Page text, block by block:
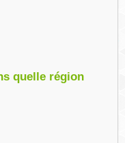
quelle région